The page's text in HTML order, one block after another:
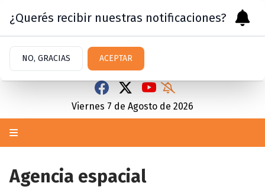
Viernes 7 de Agosto de 2026
Agencia espacial
¿Querés recibir nuestras notificaciones?
NO, GRACIAS ACEPTAR